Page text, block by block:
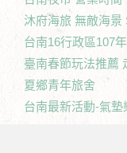
沐府海旅 無敵海景
台南16行政區107
臺南春節玩法推薦
夏鄉青年旅舍
台南最新活動-氣墊